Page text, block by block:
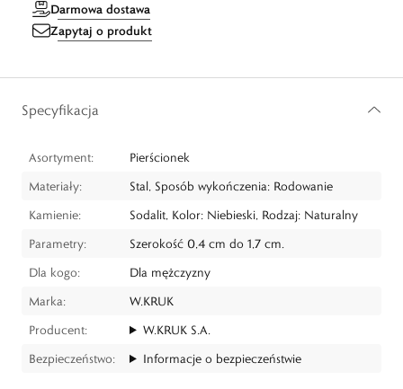
Darmowa dostawa
Zapytaj o produkt
Specyfikacja
Asortyment:
Pierścionek
Materiały:
Stal, Sposób wykończenia: Rodowanie
Kamienie:
Sodalit, Kolor: Niebieski, Rodzaj: Naturalny
Parametry:
Szerokość 0,4 cm do 1,7 cm.
Dla kogo:
Dla mężczyzny
Marka:
W.KRUK
Producent:
W.KRUK S.A.
Bezpieczeństwo:
Informacje o bezpieczeństwie